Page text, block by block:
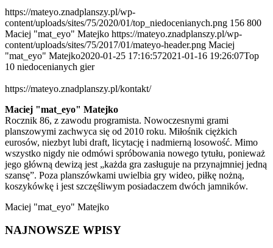
https://mateyo.znadplanszy.pl/wp-
content/uploads/sites/75/2020/01/top_niedocenianych.png 156 800
Maciej "mat_eyo" Matejko https://mateyo.znadplanszy.pl/wp-
content/uploads/sites/75/2017/01/mateyo-header.png Maciej
"mat_eyo" Matejko2020-01-25 17:16:572021-01-16 19:26:07Top
10 niedocenianych gier
https://mateyo.znadplanszy.pl/kontakt/
Maciej "mat_eyo" Matejko
Rocznik 86, z zawodu programista. Nowoczesnymi grami
planszowymi zachwyca się od 2010 roku. Miłośnik ciężkich
eurosów, niezbyt lubi draft, licytację i nadmierną losowość. Mimo
wszystko nigdy nie odmówi spróbowania nowego tytułu, ponieważ
jego główną dewizą jest „każda gra zasługuje na przynajmniej jedną
szansę”. Poza planszówkami uwielbia gry wideo, piłkę nożną,
koszykówkę i jest szczęśliwym posiadaczem dwóch jamników.
Maciej "mat_eyo" Matejko
NAJNOWSZE WPISY